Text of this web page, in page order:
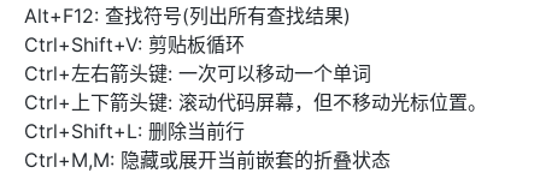
Alt+F12: 查找符号(列出所有查找结果)
Ctrl+Shift+V: 剪贴板循环
Ctrl+左右箭头键: 一次可以移动一个单词
Ctrl+上下箭头键: 滚动代码屏幕，但不移动光标位置。
Ctrl+Shift+L: 删除当前行
Ctrl+M,M: 隐藏或展开当前嵌套的折叠状态